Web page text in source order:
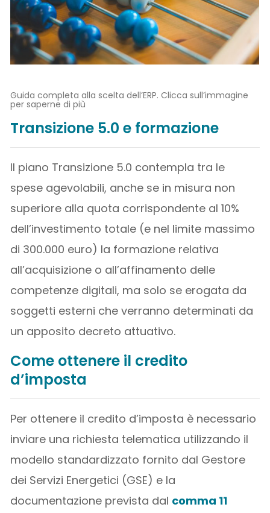
Guida completa alla scelta dell’ERP. Clicca sull’immagine
per saperne di più
Transizione 5.0 e formazione
Il piano Transizione 5.0 contempla tra le
spese agevolabili, anche se in misura non
superiore alla quota corrispondente al 10%
dell’investimento totale (e nel limite massimo
di 300.000 euro) la formazione relativa
all’acquisizione o all’affinamento delle
competenze digitali, ma solo se erogata da
soggetti esterni che verranno determinati da
un apposito decreto attuativo.
Come ottenere il credito
d’imposta
Per ottenere il credito d’imposta è necessario
inviare una richiesta telematica utilizzando il
modello standardizzato fornito dal Gestore
dei Servizi Energetici (GSE) e la
documentazione prevista dal comma 11